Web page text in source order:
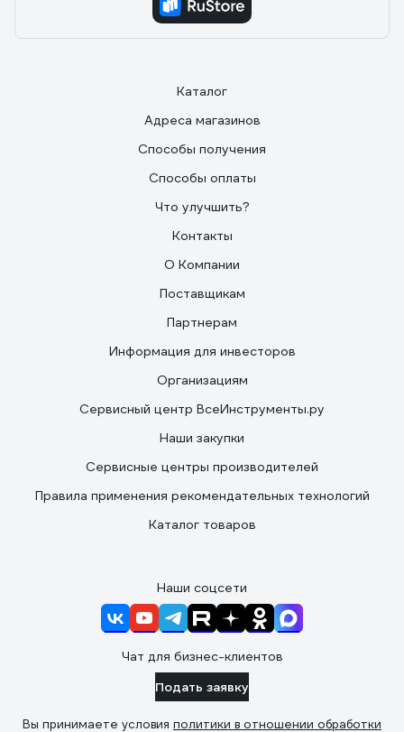
Каталог
Адреса магазинов
Способы получения
Способы оплаты
Что улучшить?
Контакты
О Компании
Поставщикам
Партнерам
Информация для инвесторов
Организациям
Сервисный центр ВсеИнструменты.ру
Наши закупки
Сервисные центры производителей
Правила применения рекомендательных технологий
Каталог товаров
Наши соцсети
Чат для бизнес-клиентов
Подать заявку
Вы принимаете условия политики в отношении обработки